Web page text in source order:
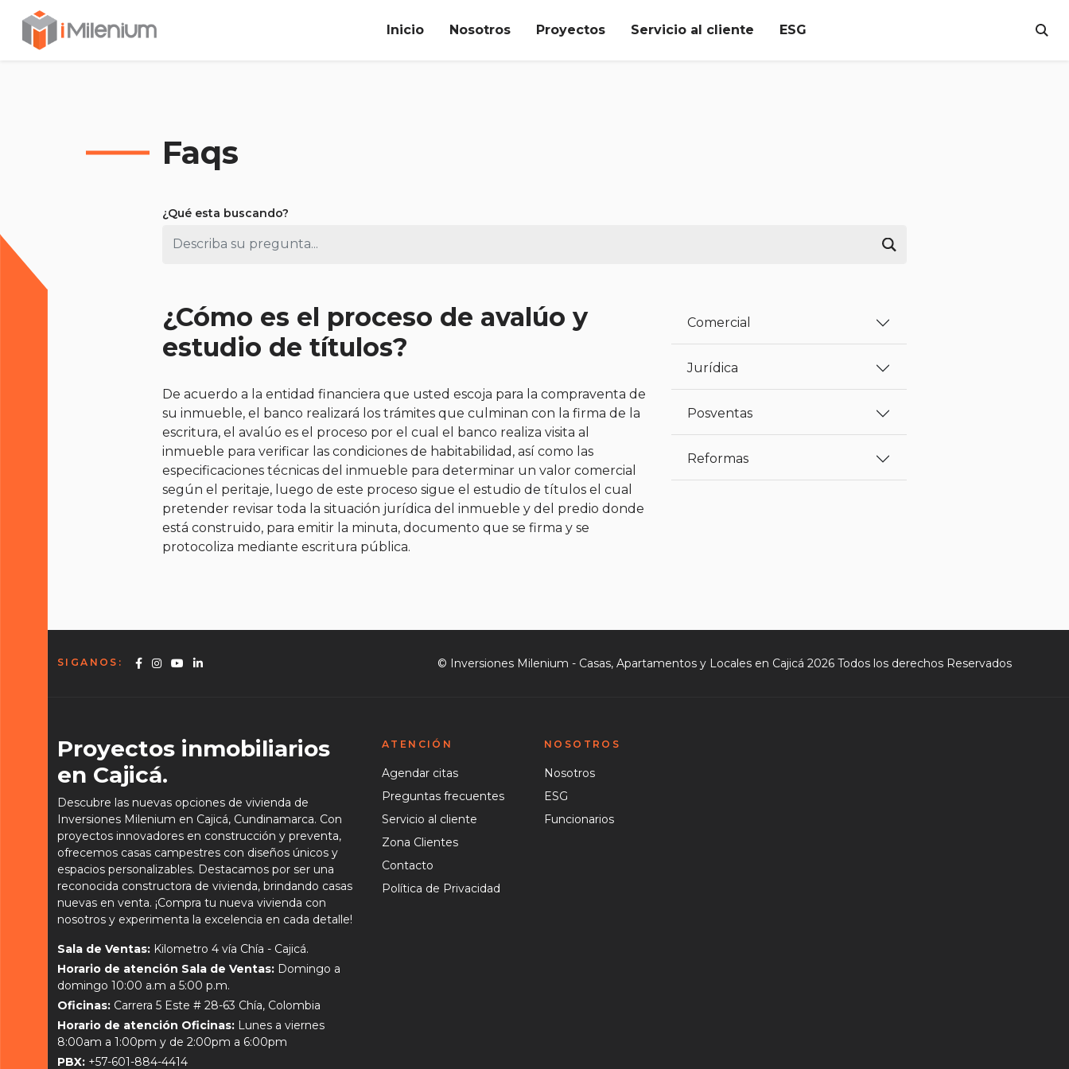
Inicio
Nosotros Proyectos Servicio al cliente ESG
Faqs
¿Qué esta buscando?
Buscar
¿Cómo es el proceso de avalúo y
estudio de títulos?
De acuerdo a la entidad financiera que usted escoja para la compraventa de
su inmueble, el banco realizará los trámites que culminan con la firma de la
escritura, el avalúo es el proceso por el cual el banco realiza visita al
inmueble para verificar las condiciones de habitabilidad, así como las
especificaciones técnicas del inmueble para determinar un valor comercial
según el peritaje, luego de este proceso sigue el estudio de títulos el cual
pretender revisar toda la situación jurídica del inmueble y del predio donde
está construido, para emitir la minuta, documento que se firma y se
protocoliza mediante escritura pública.
Comercial
Jurídica
Posventas
Reformas
SIGANOS:
Facebook
Instagram
YoutubeLinkedin © Inversiones Milenium - Casas, Apartamentos y Locales en Cajicá 2026 Todos los derechos Reservados
Proyectos inmobiliarios
en Cajicá.
Descubre las nuevas opciones de vivienda de
Inversiones Milenium en Cajicá, Cundinamarca. Con
proyectos innovadores en construcción y preventa,
ofrecemos casas campestres con diseños únicos y
espacios personalizables. Destacamos por ser una
reconocida constructora de vivienda, brindando casas
nuevas en venta. ¡Compra tu nueva vivienda con
nosotros y experimenta la excelencia en cada detalle!
Sala de Ventas: Kilometro 4 vía Chía - Cajicá.
Horario de atención Sala de Ventas: Domingo a
domingo 10:00 a.m a 5:00 p.m.
Oficinas: Carrera 5 Este # 28-63 Chía, Colombia
Horario de atención Oficinas: Lunes a viernes
8:00am a 1:00pm y de 2:00pm a 6:00pm
PBX: +57-601-884-4414
ATENCIÓN
Agendar citas
Preguntas frecuentes
Servicio al cliente
Zona Clientes
Contacto
Política de Privacidad
NOSOTROS
Nosotros
ESG
Funcionarios